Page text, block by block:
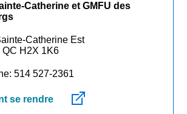
Catherine
des
Catherine et GMFU des
Catherine Est
QC H2X 1K6
514 527-2361
se rendre